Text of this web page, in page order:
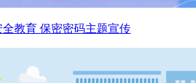
全教育 保密密码主题宣传